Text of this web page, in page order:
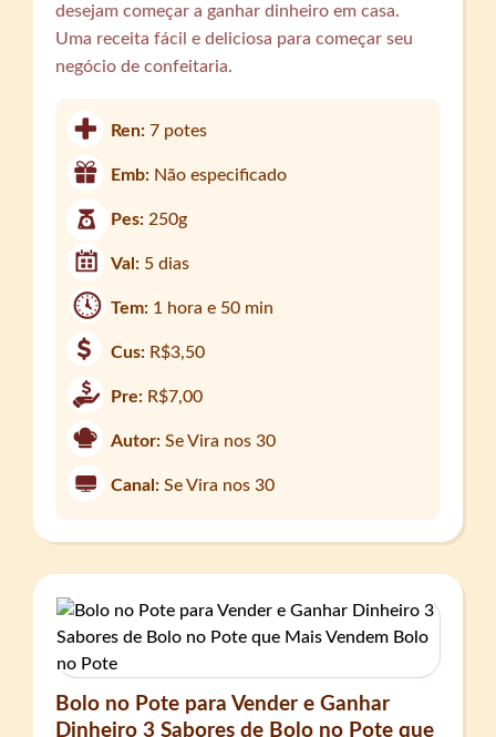
desejam começar a ganhar dinheiro em casa.
Uma receita fácil e deliciosa para começar seu
negócio de confeitaria.
Ren:7 potes
Emb: Não especificado
Pes: 250g
Val: 5 dias
Tem: 1 hora e 50 min
Cus: R$3,50
Pre: R$7,00
Autor: Se Vira nos 30
Canal: Se Vira nos 30
Bolo no Pote para Vender e Ganhar
Dinheiro 3 Sabores de Bolo no Pote que